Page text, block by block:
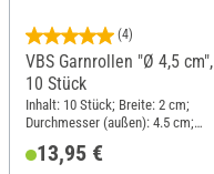
(4)
VBS Garnrollen "Ø 4,5 cm",
10 Stück
Inhalt: 10 Stück; Breite: 2 cm;
Durchmesser (außen): 4.5 cm;
13,95 €